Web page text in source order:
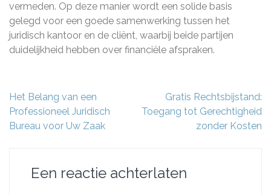
vermeden. Op deze manier wordt een solide basis
gelegd voor een goede samenwerking tussen het
juridisch kantoor en de cliënt, waarbij beide partijen
duidelijkheid hebben over financiële afspraken.
Berichtnavigatie
Het Belang van een
Professioneel Juridisch
Bureau voor Uw Zaak
Gratis Rechtsbijstand:
Toegang tot Gerechtigheid
zonder Kosten
Een reactie achterlaten